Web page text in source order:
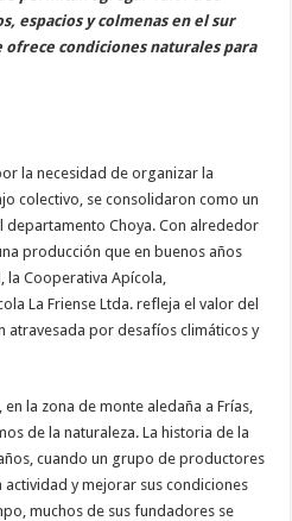
espacios y colmenas en el sur
condiciones naturales para
la necesidad de organizar la
colectivo, se consolidaron como un
departamento Choya. Con alrededor
producción que en buenos años
la Cooperativa Apícola,
La Friense Ltda. refleja el valor del
atravesada por desafíos climáticos y
la zona de monte aledaña a Frías,
de la naturaleza. La historia de la
cuando un grupo de productores
y mejorar sus condiciones
muchos de sus fundadores se